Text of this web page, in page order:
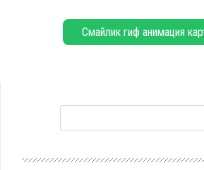
Смайлик гиф анимация